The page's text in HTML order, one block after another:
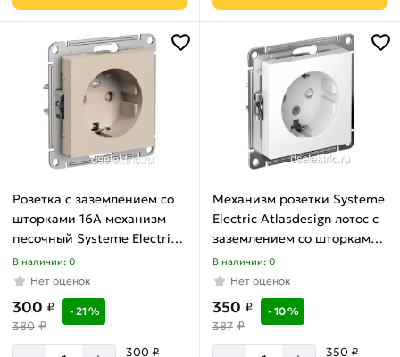
Розетка с заземлением со
шторками 16А механизм
песочный Systeme Electric
ATLASDESIGN ATN001245
В наличии: 0
Нет оценок
300 ₽
380 ₽
- 21 %
300 ₽
Механизм розетки Systeme
Electric Atlasdesign лотос с
заземлением со шторками,
16а, ATN001345
В наличии: 0
Нет оценок
350 ₽
387 ₽
- 10 %
350 ₽